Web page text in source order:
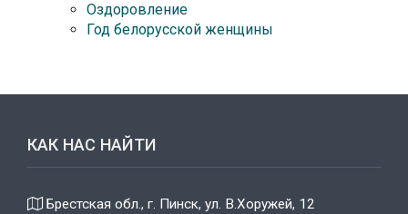
Оздоровление
Год белорусской женщины
КАК НАС НАЙТИ
Брестская обл., г. Пинск, ул. В.Хоружей, 12